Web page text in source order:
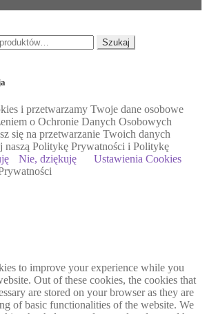
Szukaj
i przetwarzamy Twoje dane osobowe
o Ochronie Danych Osobowych
się na przetwarzanie Twoich danych
naszą Politykę Prywatności i Politykę
Nie, dziękuję
Ustawienia Cookies
to improve your experience while you
Out of these cookies, the cookies that
are stored on your browser as they are
of basic functionalities of the website. We